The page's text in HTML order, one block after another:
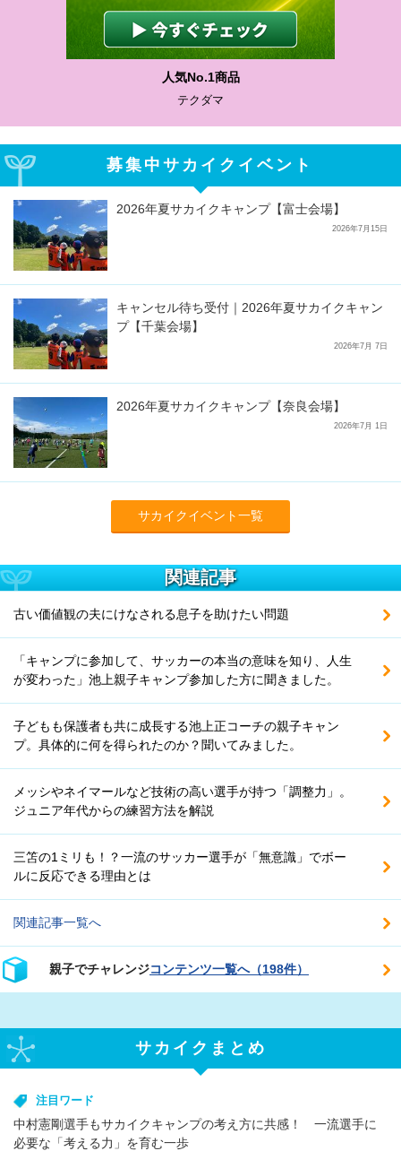
わかりやすい質問に沿って書ける
募集中サカイクイベント
2026年夏サカイクキャンプ【富士会場】
2026年7月15日
キャンセル待ち受付｜2026年夏サカイクキャン
プ【千葉会場】
2026年7月 7日
2026年夏サカイクキャンプ【奈良会場】
2026年7月 1日
サカイクイベント一覧
関連記事
古い価値観の夫にけなされる息子を助けたい問題
「キャンプに参加して、サッカーの本当の意味を知り、人生
が変わった」池上親子キャンプ参加した方に聞きました。
子どもも保護者も共に成長する池上正コーチの親子キャン
プ。具体的に何を得られたのか？聞いてみました。
メッシやネイマールなど技術の高い選手が持つ「調整力」。
ジュニア年代からの練習方法を解説
三笘の1ミリも！？一流のサッカー選手が「無意識」でボー
ルに反応できる理由とは
関連記事一覧へ
親子でチャレンジコンテンツ一覧へ（198件）
サカイクまとめ
注目ワード
中村憲剛選手もサカイクキャンプの考え方に共感！ 一流選手に
必要な「考える力」を育む一歩